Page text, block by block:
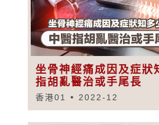
坐骨神經痛成因及症狀
指胡亂醫治或手尾長
香港01 2022-12